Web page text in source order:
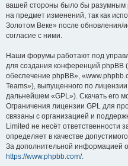
вашей стороны было бы разумным
на предмет изменений, так как
Золотом Веке» после обновления/
согласие с ними.
Наши форумы работают под
для создания конференций
обеспечение phpBB»,
Teams»), выпущенного по лицензии
дальнейшем «GPL»). Скачать его
Ограничения лицензии GPL для
связаны с организацией и
Limited не несёт ответственности
определяет в качестве
За дополнительной информацией
https://www.phpbb.com/.